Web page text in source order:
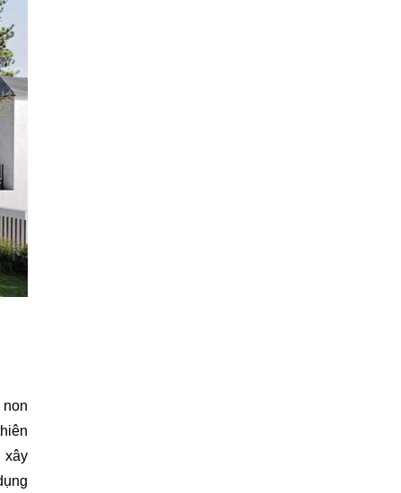
xây